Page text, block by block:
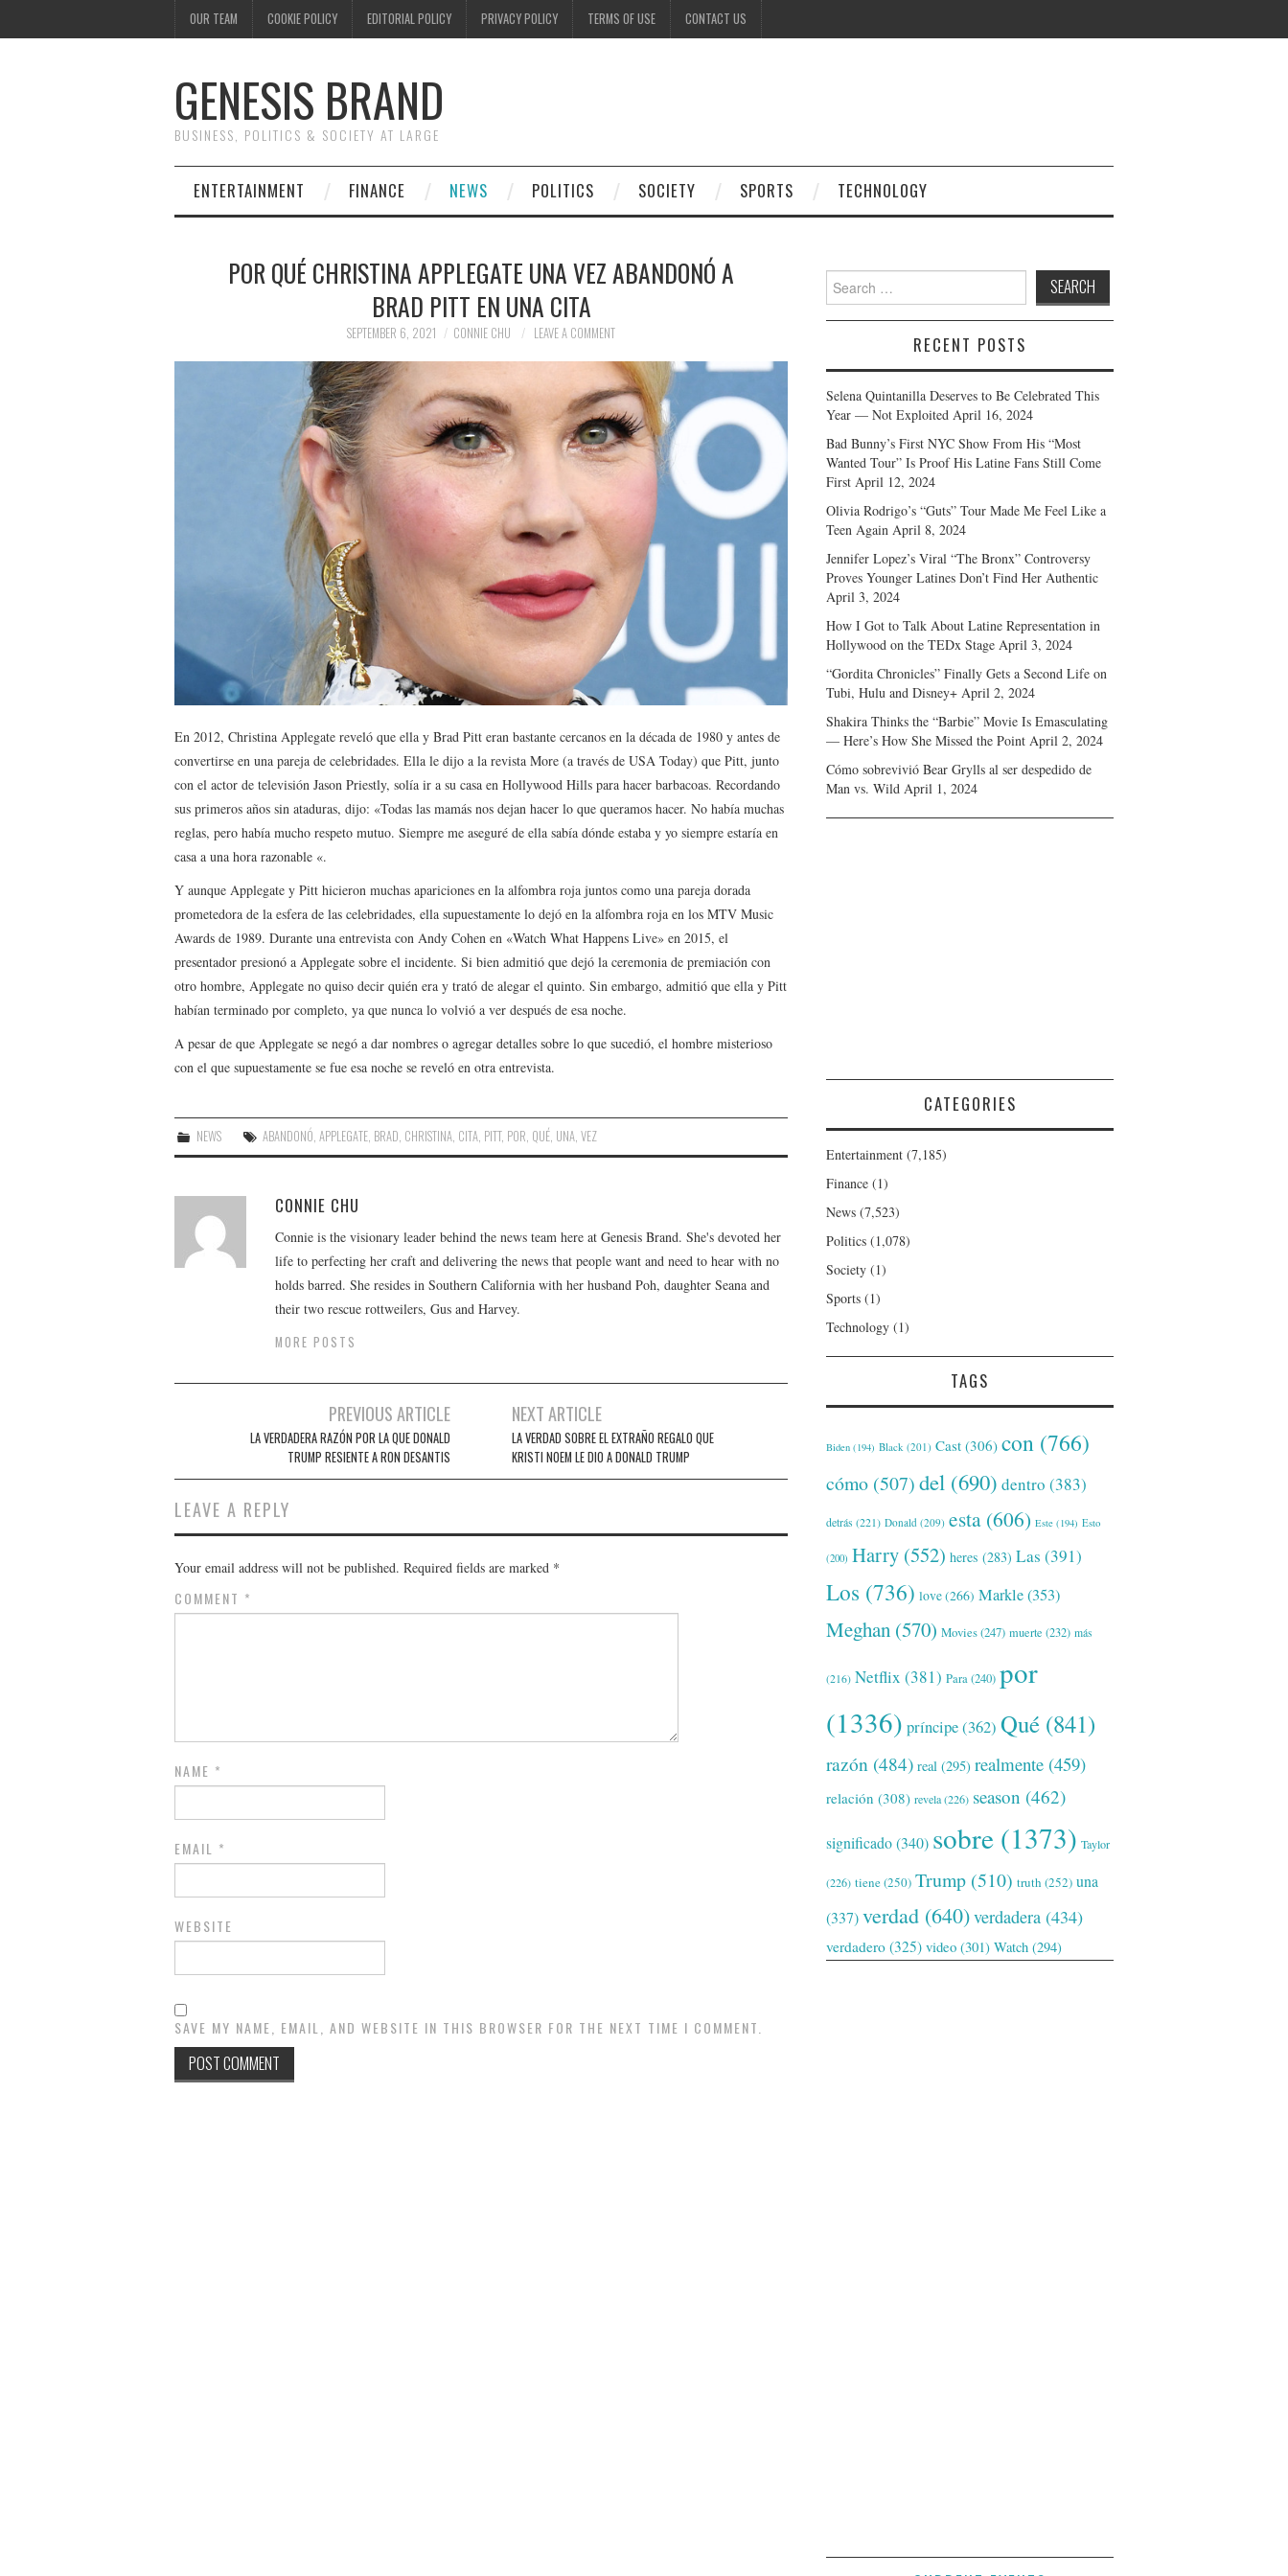
OUR TEAM COOKIE POLICY EDITORIAL POLICY PRIVACY POLICY TERMS OF USE CONTACT US
GENESIS BRAND
BUSINESS, POLITICS & SOCIETY AT LARGE
ENTERTAINMENT FINANCE NEWS POLITICS SOCIETY SPORTS TECHNOLOGY
POR QUÉ CHRISTINA APPLEGATE UNA VEZ ABANDONÓ A
BRAD PITT EN UNA CITA
SEPTEMBER 6, 2021 CONNIE CHU LEAVE A COMMENT
En 2012, Christina Applegate reveló que ella y Brad Pitt eran bastante cercanos en la década de 1980 y antes de
convertirse en una pareja de celebridades. Ella le dijo a la revista More (a través de USA Today) que Pitt, junto
con el actor de televisión Jason Priestly, solía ir a su casa en Hollywood Hills para hacer barbacoas. Recordando
sus primeros años sin ataduras, dijo: «Todas las mamás nos dejan hacer lo que queramos hacer. No había muchas
reglas, pero había mucho respeto mutuo. Siempre me aseguré de ella sabía dónde estaba y yo siempre estaría en
casa a una hora razonable «.
Y aunque Applegate y Pitt hicieron muchas apariciones en la alfombra roja juntos como una pareja dorada
prometedora de la esfera de las celebridades, ella supuestamente lo dejó en la alfombra roja en los MTV Music
Awards de 1989. Durante una entrevista con Andy Cohen en «Watch What Happens Live» en 2015, el
presentador presionó a Applegate sobre el incidente. Si bien admitió que dejó la ceremonia de premiación con
otro hombre, Applegate no quiso decir quién era y trató de alegar el quinto. Sin embargo, admitió que ella y Pitt
habían terminado por completo, ya que nunca lo volvió a ver después de esa noche.
A pesar de que Applegate se negó a dar nombres o agregar detalles sobre lo que sucedió, el hombre misterioso
con el que supuestamente se fue esa noche se reveló en otra entrevista.
NEWS ABANDONÓ,APPLEGATE, BRAD, CHRISTINA, CITA, PITT, POR, QUÉ, UNA,VEZ
CONNIE CHU
Connie is the visionary leader behind the news team here at Genesis Brand. She's devoted her
life to perfecting her craft and delivering the news that people want and need to hear with no
holds barred. She resides in Southern California with her husband Poh, daughter Seana and
their two rescue rottweilers, Gus and Harvey.
MORE POSTS
navigation
PREVIOUS ARTICLE
LA VERDADERA RAZÓN POR LA QUE DONALD
TRUMP RESIENTE A RON DESANTIS
NEXT ARTICLE
LA VERDAD SOBRE EL EXTRAÑO REGALO QUE
KRISTI NOEM LE DIO A DONALD TRUMP
LEAVE A REPLY
Your email address will not be published. Required fields are marked *
COMMENT *
NAME *
EMAIL *
WEBSITE
SAVE MY NAME, EMAIL, AND WEBSITE IN THIS BROWSER FOR THE NEXT TIME I COMMENT.
Search
for:
RECENT POSTS
Selena Quintanilla Deserves to Be Celebrated This
Year — Not Exploited April 16, 2024
Bad Bunny’s First NYC Show From His “Most
Wanted Tour” Is Proof His Latine Fans Still Come
First April 12, 2024
Olivia Rodrigo’s “Guts” Tour Made Me Feel Like a
Teen Again April 8, 2024
Jennifer Lopez’s Viral “The Bronx” Controversy
Proves Younger Latines Don’t Find Her Authentic
April 3, 2024
How I Got to Talk About Latine Representation in
Hollywood on the TEDx Stage April 3, 2024
“Gordita Chronicles” Finally Gets a Second Life on
Tubi, Hulu and Disney+ April 2, 2024
Shakira Thinks the “Barbie” Movie Is Emasculating
— Here’s How She Missed the Point April 2, 2024
Cómo sobrevivió Bear Grylls al ser despedido de
Man vs. Wild April 1, 2024
CATEGORIES
Entertainment (7,185)
Finance (1)
News (7,523)
Politics (1,078)
Society (1)
Sports (1)
Technology (1)
TAGS
Biden (194) Black (201) Cast (306) con (766)
cómo (507)del (690) dentro (383)
detrás (221) Donald (209) esta (606) Este (194) Esto
(200) Harry (552) heres (283) Las (391)
Los (736) love(266) Markle(353)
Meghan (570) Movies(247) muerte (232) más
(216) Netflix (381) Para(240) por
(1336) príncipe(362) Qué (841)
razón (484) real (295) realmente (459)
relación (308) revela(226) season (462)
significado(340) sobre (1373) Taylor
(226) tiene(250) Trump (510) truth (252) una
(337)verdad (640)verdadera (434)
verdadero (325) video (301) Watch (294)